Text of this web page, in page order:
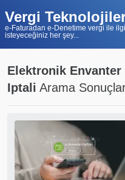
Vergi
e-Faturadan e-Denetime vergi ile
isteyeceğiniz her şey...
Elektronik
Iptali Arama